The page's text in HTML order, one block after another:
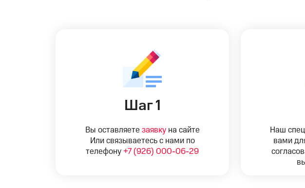
Шаг 1
Вы оставляете заявкуна сайте
Или связываетесь с нами по
телефону +7 (926) 000-06-29
Наш
вами